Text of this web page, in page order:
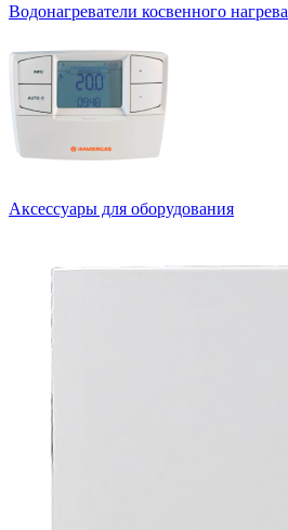
Водонагреватели косвенного нагрева
Аксессуары для оборудования